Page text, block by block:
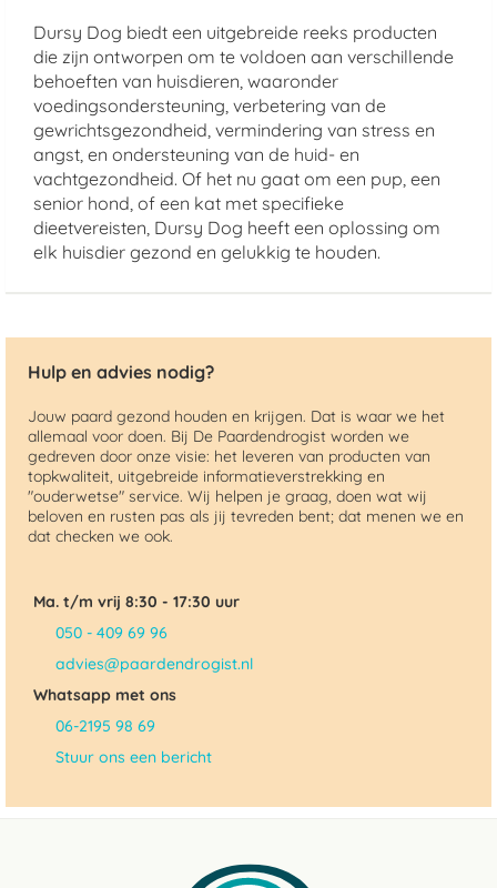
Dursy Dog biedt een uitgebreide reeks producten
die zijn ontworpen om te voldoen aan verschillende
behoeften van huisdieren, waaronder
voedingsondersteuning, verbetering van de
gewrichtsgezondheid, vermindering van stress en
angst, en ondersteuning van de huid- en
vachtgezondheid. Of het nu gaat om een pup, een
senior hond, of een kat met specifieke
dieetvereisten, Dursy Dog heeft een oplossing om
elk huisdier gezond en gelukkig te houden.
Hulp en advies nodig?
Jouw paard gezond houden en krijgen. Dat is waar we het
allemaal voor doen. Bij De Paardendrogist worden we
gedreven door onze visie: het leveren van producten van
topkwaliteit, uitgebreide informatieverstrekking en
"ouderwetse" service. Wij helpen je graag, doen wat wij
beloven en rusten pas als jij tevreden bent; dat menen we en
dat checken we ook.
Ma. t/m vrij 8:30 - 17:30 uur
050 - 409 69 96
advies@paardendrogist.nl
Whatsapp met ons
06-2195 98 69
Stuur ons een bericht